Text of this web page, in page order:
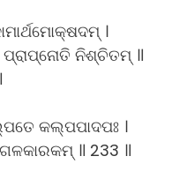
।
ପ୍ରାପ୍ନୋତି ନିଶ୍ଚିତମ୍ ॥
କଲ୍ପପାଦପଃ ।
॥ 233 ॥